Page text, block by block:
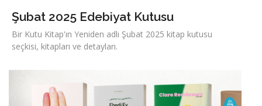
Şubat 2025 Edebiyat Kutusu
Bir Kutu Kitap'ın Yeniden adlı Şubat 2025 kitap kutusu
seçkisi, kitapları ve detayları.